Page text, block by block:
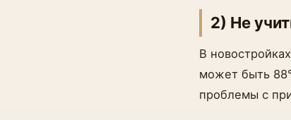
2) Не
В
может быть
проблемы с